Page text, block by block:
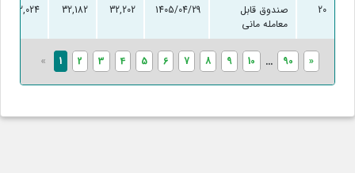
20
صندوق قابل
معامله مانی
1405/04/29
32,202
32,182
32,024
« 1 2 3 4 5 6 7 8 9 10 ... 90 »